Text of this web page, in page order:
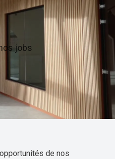
jobs
de nos